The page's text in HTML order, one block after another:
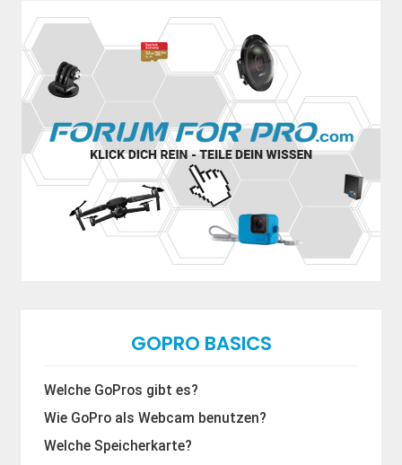
GOPRO BASICS
Welche GoPros gibt es?
Wie GoPro als Webcam benutzen?
Welche Speicherkarte?